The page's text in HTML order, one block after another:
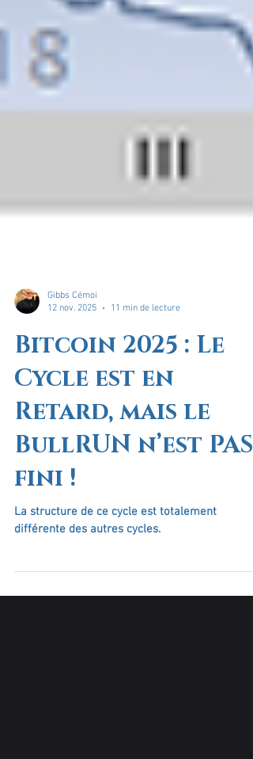
12 nov. 2025
11 min de lecture
Bitcoin 2025 : Le
Cycle est en
Retard, mais le
BullRUN n’est PAS
fini !